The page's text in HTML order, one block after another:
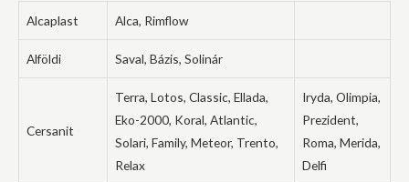
Alcaplast Alca, Rimflow
Alföldi Saval, Bázis, Solinár
Cersanit
Terra, Lotos, Classic, Ellada,
Eko-2000, Koral, Atlantic,
Solari, Family, Meteor, Trento,
Relax
Iryda, Olimpia,
Prezident,
Roma, Merida,
Delfi
Rinkodara
Dalindamiesi
savo
pomėgiais ir
padidinate